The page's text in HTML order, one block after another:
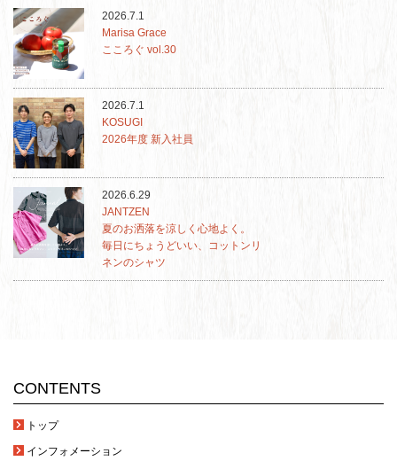
2026.7.1
Marisa Grace
こころぐ vol.30
2026.7.1
KOSUGI
2026年度 新入社員
2026.6.29
JANTZEN
夏のお洒落を涼しく心地よく。
毎日にちょうどいい、コットンリ
ネンのシャツ
CONTENTS
トップ
インフォメーション